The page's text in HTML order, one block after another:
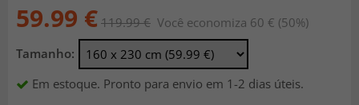
59.99 € 119.99 € Você economiza 60 € (50%)
Tamanho:
Em estoque. Pronto para envio em 1-2 dias úteis.